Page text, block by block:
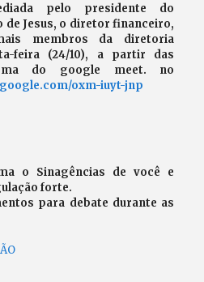
pelo presidente do
de Jesus, o diretor financeiro,
membros da diretoria
feira (24/10), a partir das
do google meet. no
oxm-iuyt-jnp
o Sinagências de você e
forte.
para debate durante as